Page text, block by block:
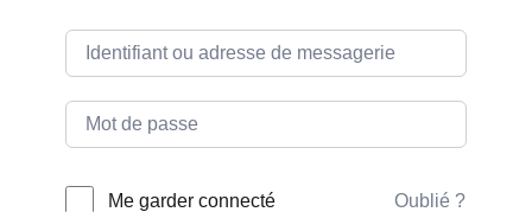
Me garder connecté Oublié ?